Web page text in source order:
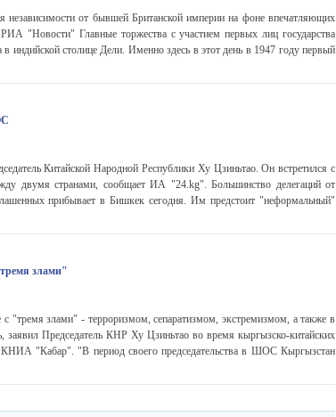
независимости от бывшей Британской империи на фоне впечатляющих
"Новости" Главные торжества с участием первых лиц государства
индийской столице Дели. Именно здесь в этот день в 1947 году первый
Китайской Народной Республики Ху Цзиньтао. Он встретился с
двумя странами, сообщает ИА "24.kg". Большинство делегаций от
прибывает в Бишкек сегодня. Им предстоит "неформальный"
злами"
"тремя злами" - терроризмом, сепаратизмом, экстремизмом, а также в
заявил Председатель КНР Ху Цзиньтао во время кыргызско-китайских
"Кабар". "В период своего председательства в ШОС Кыргызстан